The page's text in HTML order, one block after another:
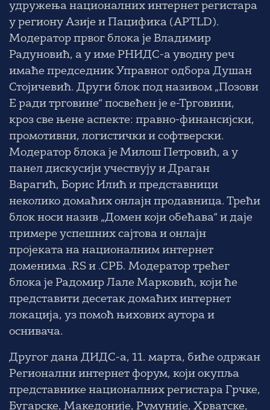
удружења националних интернет регистара
у региону Азије и Пацифика (APTLD).
Модератор првог блока је Владимир
Радуновић, а у име РНИДС-а уводну реч
имаће председник Управног одбора Душан
Стојичевић. Други блок под називом „Позови
Е ради трговине“ посвећен је е-Трговини,
кроз све њене аспекте: правно-финансијски,
промотивни, логистички и софтверски.
Модератор блока је Милош Петровић, а у
панел дискусији учествују и Драган
Варагић, Борис Илић и представници
неколико домаћих онлајн продавница. Трећи
блок носи назив „Домен који обећава“ и даје
примере успешних сајтова и онлајн
пројеката на националним интернет
доменима .RS и .СРБ. Модератор трећег
блока је Радомир Лале Марковић, који ће
представити десетак домаћих интернет
локација, уз помоћ њихових аутора и
оснивача.
Другог дана ДИДС-а, 11. марта, биће одржан
Регионални интернет форум, који окупља
представнике националних регистара Грчке,
Бугарске, Македоније, Румуније, Хрватске,